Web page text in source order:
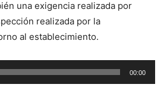
una exigencia realizada por
realizada por la
al establecimiento.
00:00